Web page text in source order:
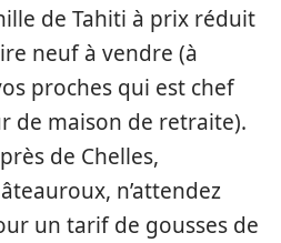
de Tahiti à prix réduit
neuf à vendre (à
proches qui est chef
de maison de retraite).
de Chelles,
n’attendez
un tarif de gousses de